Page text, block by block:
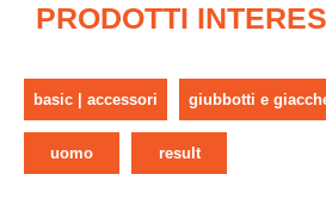
PRODOTTI
basic | accessori giubbotti e
uomo result